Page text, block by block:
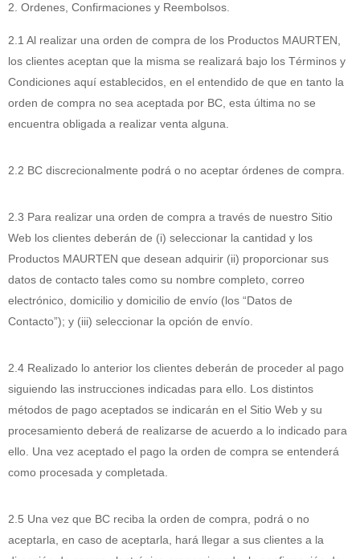
2. Ordenes, Confirmaciones y Reembolsos.
2.1 Al realizar una orden de compra de los Productos MAURTEN,
los clientes aceptan que la misma se realizará bajo los Términos y
Condiciones aquí establecidos, en el entendido de que en tanto la
orden de compra no sea aceptada por BC, esta última no se
encuentra obligada a realizar venta alguna.
2.2 BC discrecionalmente podrá o no aceptar órdenes de compra.
2.3 Para realizar una orden de compra a través de nuestro Sitio
Web los clientes deberán de (i) seleccionar la cantidad y los
Productos MAURTEN que desean adquirir (ii) proporcionar sus
datos de contacto tales como su nombre completo, correo
electrónico, domicilio y domicilio de envío (los “Datos de
Contacto”); y (iii) seleccionar la opción de envío.
2.4 Realizado lo anterior los clientes deberán de proceder al pago
siguiendo las instrucciones indicadas para ello. Los distintos
métodos de pago aceptados se indicarán en el Sitio Web y su
procesamiento deberá de realizarse de acuerdo a lo indicado para
ello. Una vez aceptado el pago la orden de compra se entenderá
como procesada y completada.
2.5 Una vez que BC reciba la orden de compra, podrá o no
aceptarla, en caso de aceptarla, hará llegar a sus clientes a la